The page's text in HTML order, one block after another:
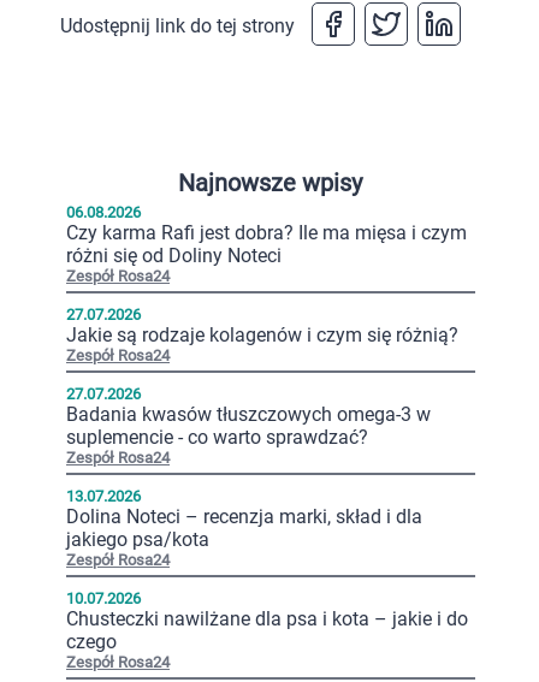
Udostępnij link do tej strony
Najnowsze wpisy
06.08.2026
Czy karma Rafi jest dobra? Ile ma mięsa i czym
różni się od Doliny Noteci
Zespół Rosa24
27.07.2026
Jakie są rodzaje kolagenów i czym się różnią?
Zespół Rosa24
27.07.2026
Badania kwasów tłuszczowych omega-3 w
suplemencie - co warto sprawdzać?
Zespół Rosa24
13.07.2026
Dolina Noteci – recenzja marki, skład i dla
jakiego psa/kota
Zespół Rosa24
10.07.2026
Chusteczki nawilżane dla psa i kota – jakie i do
czego
Zespół Rosa24